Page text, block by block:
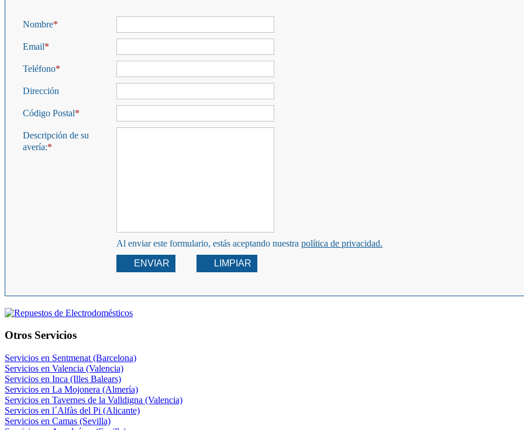
Nombre
Email
Teléfono
Dirección
Código Postal
Descripción de su
avería:
Al enviar este formulario, estás aceptando nuestra política de privacidad.
ENVIAR
LIMPIAR
Otros Servicios
Servicios en Sentmenat (Barcelona)
Servicios en Valencia (Valencia)
Servicios en Inca (Illes Balears)
Servicios en La Mojonera (Almería)
Servicios en Tavernes de la Valldigna (Valencia)
Servicios en l´Alfàs del Pi (Alicante)
Servicios en Camas (Sevilla)